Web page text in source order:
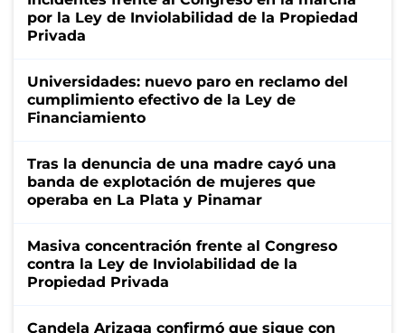
por la Ley de Inviolabilidad de la Propiedad
Privada
Universidades: nuevo paro en reclamo del
cumplimiento efectivo de la Ley de
Financiamiento
Tras la denuncia de una madre cayó una
banda de explotación de mujeres que
operaba en La Plata y Pinamar
Masiva concentración frente al Congreso
contra la Ley de Inviolabilidad de la
Propiedad Privada
Candela Arizaga confirmó que sigue con